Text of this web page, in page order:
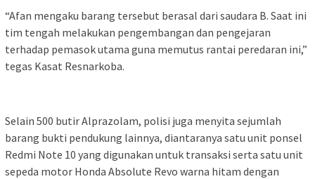
“Afan mengaku barang tersebut berasal dari saudara B. Saat ini
tim tengah melakukan pengembangan dan pengejaran
terhadap pemasok utama guna memutus rantai peredaran ini,”
tegas Kasat Resnarkoba.
Selain 500 butir Alprazolam, polisi juga menyita sejumlah
barang bukti pendukung lainnya, diantaranya satu unit ponsel
Redmi Note 10 yang digunakan untuk transaksi serta satu unit
sepeda motor Honda Absolute Revo warna hitam dengan